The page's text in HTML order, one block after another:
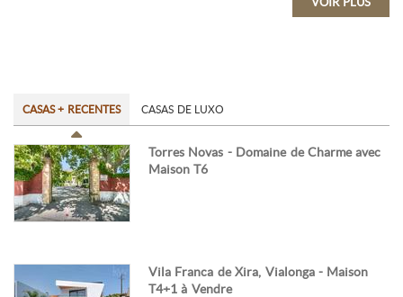
CASAS + RECENTES CASAS DE LUXO
Torres Novas - Domaine de Charme avec
Maison T6
Vila Franca de Xira, Vialonga - Maison
T4+1 à Vendre